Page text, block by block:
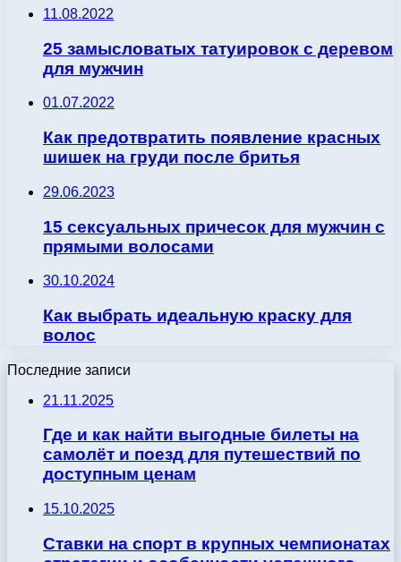
11.08.2022
25 замысловатых татуировок с деревом
для мужчин
01.07.2022
Как предотвратить появление красных
шишек на груди после бритья
29.06.2023
15 сексуальных причесок для мужчин с
прямыми волосами
30.10.2024
Как выбрать идеальную краску для
волос
Последние записи
21.11.2025
Где и как найти выгодные билеты на
самолёт и поезд для путешествий по
доступным ценам
15.10.2025
Ставки на спорт в крупных чемпионатах